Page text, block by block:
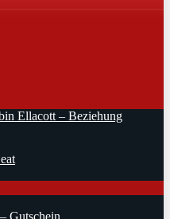
Ellacott – Beziehung
Gutschein